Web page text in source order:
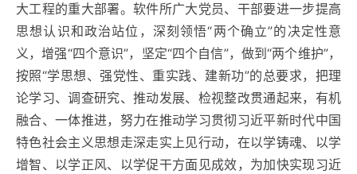
大工程的重大部署。软件所广大党员、干部要进一步提高
思想认识和政治站位，深刻领悟“两个确立”的决定性意
义，增强“四个意识”，坚定“四个自信”，做到“两个维护”，
按照“学思想、强党性、重实践、建新功”的总要求，把理
论学习、调查研究、推动发展、检视整改贯通起来，有机
融合、一体推进，努力在推动学习贯彻习近平新时代中国
特色社会主义思想走深走实上见行动，在以学铸魂、以学
增智、以学正风、以学促干方面见成效，为加快实现习近